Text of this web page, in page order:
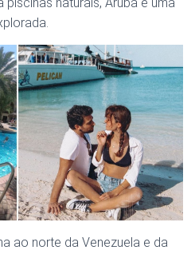
V
G
A
ao norte da Venezuela e da